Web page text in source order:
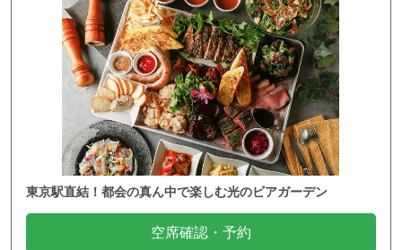
東京駅直結！都会の真ん中で楽しむ光のビアガーデン
空席確認・予約